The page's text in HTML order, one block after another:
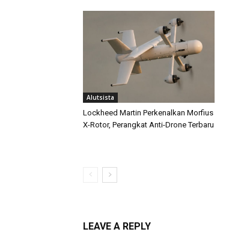
Alutsista
Lockheed Martin Perkenalkan Morfius
X-Rotor, Perangkat Anti-Drone Terbaru
LEAVE A REPLY